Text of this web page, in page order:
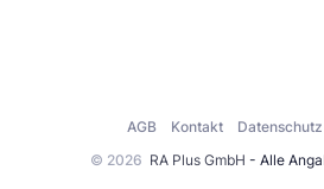
© 2026 RA Plus GmbH - Alle
AGB Kontakt Datenschutz